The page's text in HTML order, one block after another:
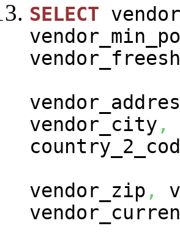
SELECT
vendor_city ,
vendor_zip ,